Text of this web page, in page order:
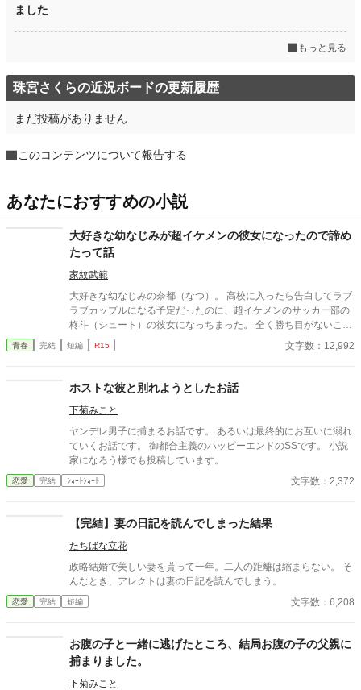
ました
もっと見る
珠宮さくらの近況ボードの更新履歴
まだ投稿がありません
このコンテンツについて報告する
あなたにおすすめの小説
大好きな幼なじみが超イケメンの彼女になったので諦め
たって話
家紋武範
大好きな幼なじみの奈都（なつ）。 高校に入ったら告白してラブ
ラブカップルになる予定だったのに、超イケメンのサッカー部の
柊斗（シュート）の彼女になっちまった。 全く勝ち目がないこの
恋。 潔く諦めることにした。
青春 完結 短編 R15 文字数：12,992
ホストな彼と別れようとしたお話
下菊みこと
ヤンデレ男子に捕まるお話です。 あるいは最終的にお互いに溺れ
ていくお話です。 御都合主義のハッピーエンドのSSです。 小説
家になろう様でも投稿しています。
恋愛 完結 ｼｮｰﾄｼｮｰﾄ 文字数：2,372
【完結】妻の日記を読んでしまった結果
たちばな立花
政略結婚で美しい妻を貰って一年。二人の距離は縮まらない。 そ
んなとき、アレクトは妻の日記を読んでしまう。
恋愛 完結 短編 文字数：6,208
お腹の子と一緒に逃げたところ、結局お腹の子の父親に
捕まりました。
下菊みこと